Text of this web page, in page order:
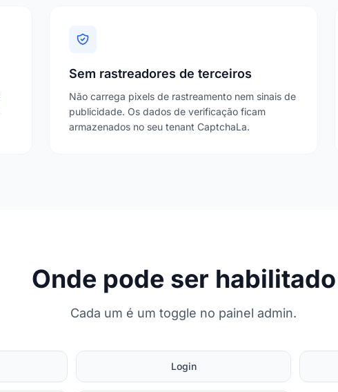
Sem rastreadores de terceiros
Não carrega pixels de rastreamento nem sinais de
publicidade. Os dados de verificação ficam
armazenados no seu tenant CaptchaLa.
Onde pode ser habilitado
Cada um é um toggle no painel admin.
Login